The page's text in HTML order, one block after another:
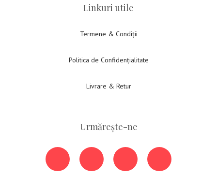
Linkuri utile
Termene & Condiții
Politica de Confidențialitate
Livrare & Retur
Urmărește-ne